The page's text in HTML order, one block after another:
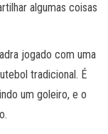
algumas coisas
jogado com uma
tradicional. É
um goleiro, e o